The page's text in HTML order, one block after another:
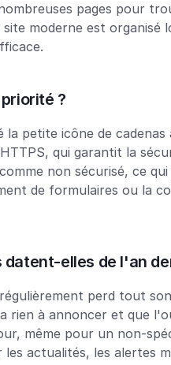
pages pour
moderne est organisé
?
la petite icône de
qui garantit la
non sécurisé, ce
de formulaires ou la
elles de l'an
perd tout
rien à annoncer et que
même pour un non-
actualités, les alertes